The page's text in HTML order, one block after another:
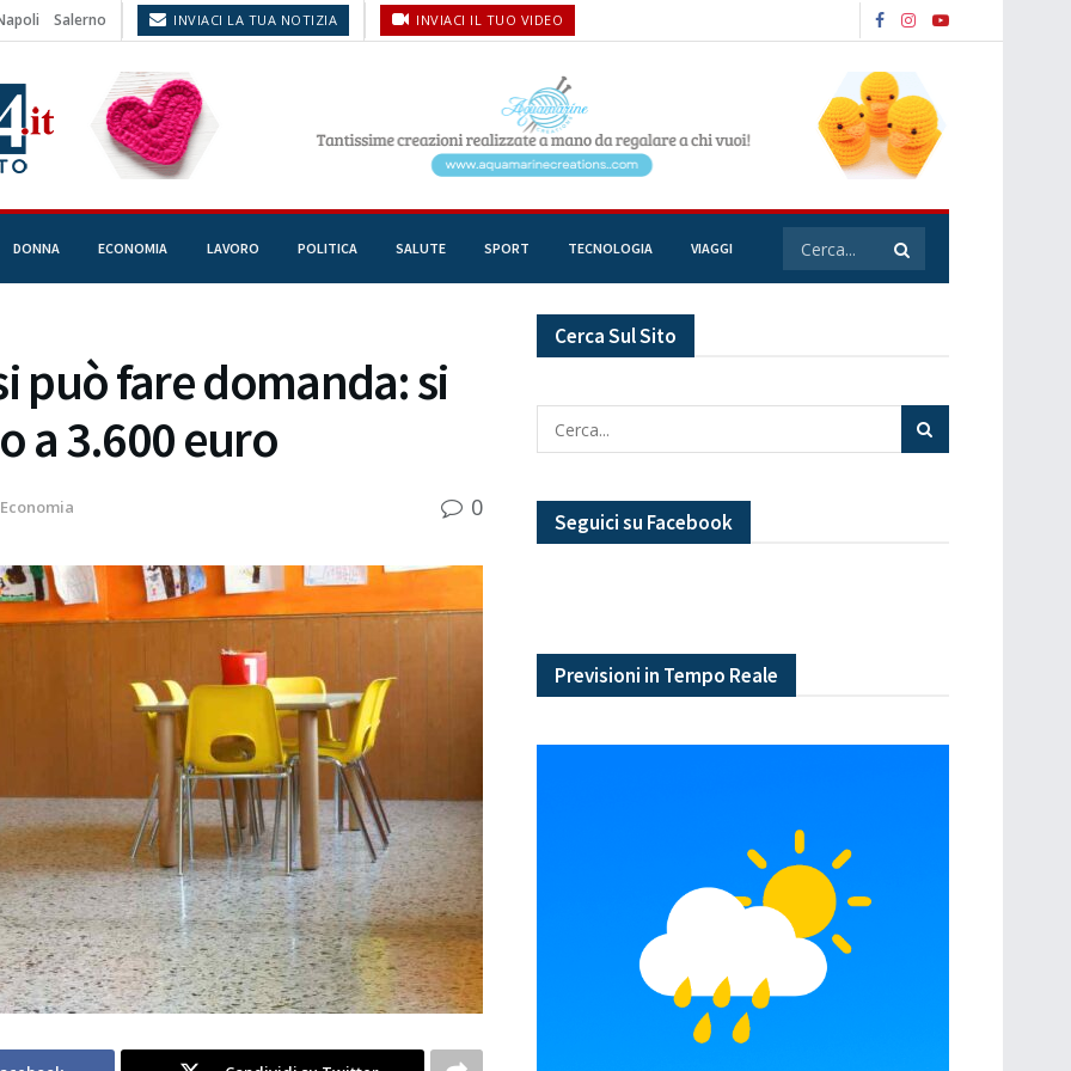
Salerno INVIACI LA TUA NOTIZIA INVIACI IL TUO VIDEO
DONNA ECONOMIA LAVORO POLITICA SALUTE SPORT TECNOLOGIA VIAGGI
può fare domanda: si
a 3.600 euro
Economia 0
Cerca Sul Sito
Seguici su Facebook
Previsioni in Tempo Reale